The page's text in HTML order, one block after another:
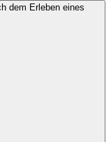
dem Erleben eines